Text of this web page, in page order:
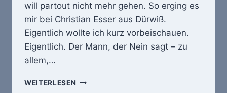
will partout nicht mehr gehen. So erging es
mir bei Christian Esser aus Dürwiß.
Eigentlich wollte ich kurz vorbeischauen.
Eigentlich. Der Mann, der Nein sagt – zu
allem,…
WEITERLESEN WIDERSTAND